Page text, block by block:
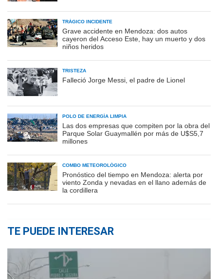
TRÁGICO INCIDENTE
Grave accidente en Mendoza: dos autos
cayeron del Acceso Este, hay un muerto y dos
niños heridos
TRISTEZA
Falleció Jorge Messi, el padre de Lionel
POLO DE ENERGÍA LIMPIA
Las dos empresas que compiten por la obra del
Parque Solar Guaymallén por más de U$S5,7
millones
COMBO METEOROLÓGICO
Pronóstico del tiempo en Mendoza: alerta por
viento Zonda y nevadas en el llano además de
la cordillera
TE PUEDE INTERESAR